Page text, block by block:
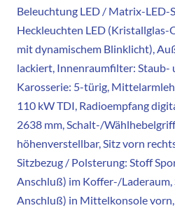
Beleuchtung LED / Matrix-LED-
Heckleuchten LED
mit dynamischem Blinklicht),
lackiert, Innenraumfilter: Staub-
Karosserie: 5-türig,
110 kW TDI, Radioempfang
2638 mm, Schalt-/
höhenverstellbar, Sitz vorn
Sitzbezug / Polsterung: Stoff
Anschluß) im Koffer-/Laderaum,
Anschluß) in Mittelkonsole